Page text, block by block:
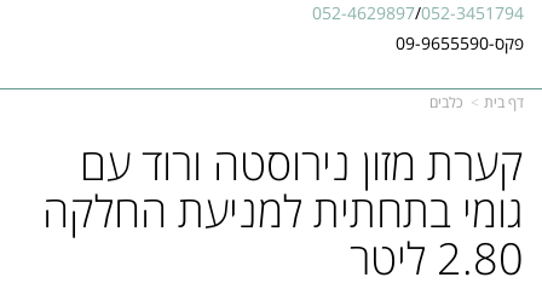
052-4629897/052-3451794
פקס-09-9655590
דף בית כלבים
קערת מזון נירוסטה ורוד עם
גומי בתחתית למניעת החלקה
2.80 ליטר